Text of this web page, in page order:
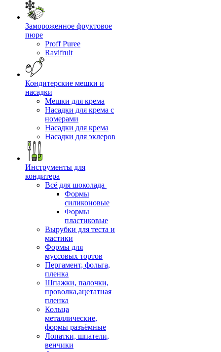
Замороженное фруктовое
пюре
Proff Puree
Ravifruit
Кондитерские мешки и
насадки
Мешки для крема
Насадки для крема с
номерами
Насадки для крема
Насадки для эклеров
Инструменты для
кондитера
Всё для шоколада
Формы
силиконовые
Формы
пластиковые
Вырубки для теста и
мастики
Формы для
муссовых тортов
Пергамент, фольга,
пленка
Шпажки, палочки,
проволка,ацетатная
пленка
Кольца
металлические,
формы разъёмные
Лопатки, шпатели,
венчики